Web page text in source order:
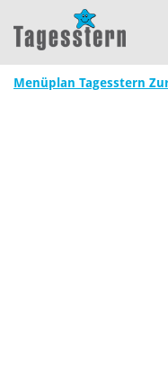
Menüplan Tagesstern